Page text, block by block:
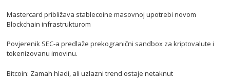
Mastercard približava stablecoine masovnoj upotrebi novom
Blockchain infrastrukturom
Povjerenik SEC-a predlaže prekogranični sandbox za kriptovalute i
tokenizovanu imovinu.
Bitcoin: Zamah hladi, ali uzlazni trend ostaje netaknut